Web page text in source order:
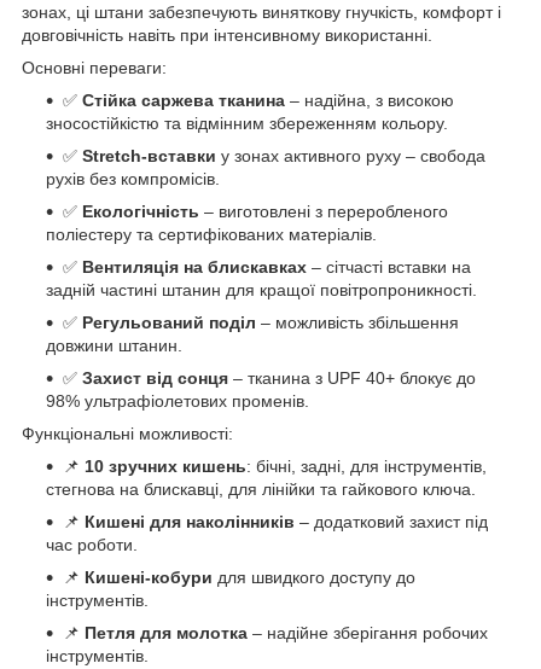
зонах, ці штани забезпечують виняткову гнучкість, комфорт і
довговічність навіть при інтенсивному використанні.
Основні переваги:
✅ Стійка саржева тканина – надійна, з високою
зносостійкістю та відмінним збереженням кольору.
✅ Stretch-вставки у зонах активного руху – свобода
рухів без компромісів.
✅ Екологічність – виготовлені з переробленого
поліестеру та сертифікованих матеріалів.
✅ Вентиляція на блискавках – сітчасті вставки на
задній частині штанин для кращої повітропроникності.
✅ Регульований поділ – можливість збільшення
довжини штанин.
✅ Захист від сонця – тканина з UPF 40+ блокує до
98% ультрафіолетових променів.
Функціональні можливості:
📌 10 зручних кишень: бічні, задні, для інструментів,
стегнова на блискавці, для лінійки та гайкового ключа.
📌 Кишені для наколінників – додатковий захист під
час роботи.
📌 Кишені-кобури для швидкого доступу до
інструментів.
📌 Петля для молотка – надійне зберігання робочих
інструментів.